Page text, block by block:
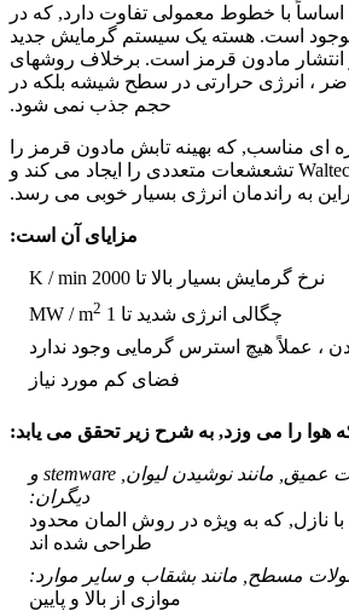
با خطوط معمولی تفاوت دارد, که در
است. هسته یک سیستم گرمایش جدید
انتشار مادون قرمز است. برخلاف روشهای
، انرژی حرارتی در سطح شیشه بلکه در
حجم جذب نمی شود.
ای مناسب, که بهینه تابش مادون قرمز را
منعکس می کند, Waltec تشعشعات متعددی را ایجاد می کند و
به راندمان انرژی بسیار خوبی می رسد.
مزایای آن است:
نرخ گرمایش بسیار بالا تا 2000 K / min
چگالی انرژی شدید تا 1 MW / m
2
، عملاً هیچ استرس گرمایی وجود ندارد
فضای کم مورد نیاز
را می وزد, به شرح زیر تحقق می یابد:
برای محصولات عمیق, مانند نوشیدن لیوان, stemware و
دیگران:
با نازل, که به ویژه در روش المان محدود
طراحی شده اند
مسطح, مانند بشقاب و سایر موارد:
موازی از بالا و پایین